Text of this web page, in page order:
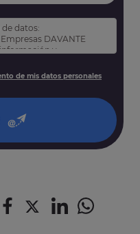
datos:
DAVANTE
y
y suprimir sus datos,
se explica en nuestra
de mis datos personales